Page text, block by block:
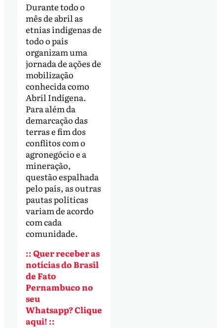
Durante todo o
mês de abril as
etnias indígenas de
todo o país
organizam uma
jornada de ações de
mobilização
conhecida como
Abril Indígena.
Para além da
demarcação das
terras e fim dos
conflitos com o
agronegócio e a
mineração,
questão espalhada
pelo país, as outras
pautas políticas
variam de acordo
com cada
comunidade.
:: Quer receber as
notícias do Brasil
de Fato
Pernambuco no
seu
Whatsapp? Clique
aqui! ::